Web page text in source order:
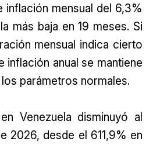
inflación mensual del 6,3%
más baja en 19 meses. Si
mensual indica cierto
inflación anual se mantiene
parámetros normales.
Venezuela disminuyó al
2026, desde el 611,9% en